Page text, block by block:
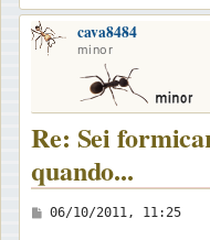
cava8484
minor
Re: Sei
quando...
M
06/10/2011, 11:25